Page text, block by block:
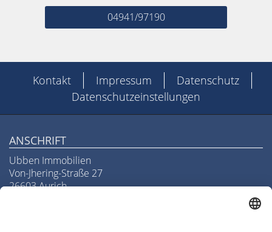
04941/97190
Kontakt Impressum
Datenschutz
Datenschutzeinstellungen
ANSCHRIFT
Ubben Immobilien
Von-Jhering-Straße 27
26603 Aurich